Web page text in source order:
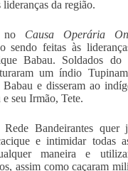
da região.
no Causa Operária
sendo feitas às
Babau. Soldados do
um índio
Babau e disseram ao
seu Irmão, Tete.
Bandeirantes quer
e intimidar todas
maneira e
assim como caçaram